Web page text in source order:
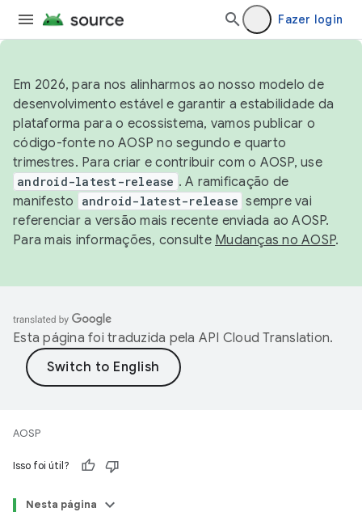
Fazer login
Em 2026, para nos alinharmos ao nosso modelo de
desenvolvimento estável e garantir a estabilidade da
plataforma para o ecossistema, vamos publicar o
código-fonte no AOSP no segundo e quarto
trimestres. Para criar e contribuir com o AOSP, use
android-latest-release . A ramificação de
manifesto
android-latest-release sempre vai
referenciar a versão mais recente enviada ao AOSP.
Para mais informações, consulte Mudanças no AOSP.
Esta página foi traduzida pela API Cloud Translation.
AOSP
Isso foi útil?
Nesta página